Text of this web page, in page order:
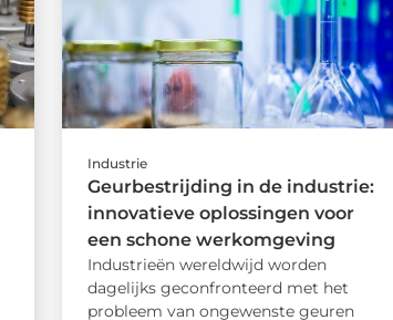
Industrie
Geurbestrijding in de industrie:
innovatieve oplossingen voor
een schone werkomgeving
Industrieën wereldwijd worden
dagelijks geconfronteerd met het
probleem van ongewenste geuren